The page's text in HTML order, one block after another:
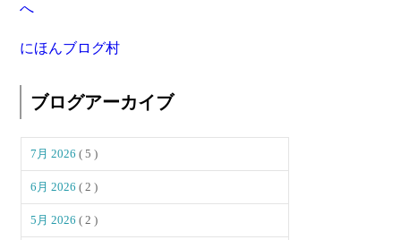
にほんブログ村
ブログアーカイブ
7月 2026( 5 )
6月 2026( 2 )
5月 2026( 2 )